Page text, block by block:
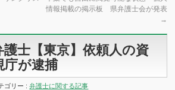
情報掲載の掲示板 県弁護士会が発表
→
護士【東京】依頼人の資
庁が逮捕
ゴリー :弁護士に関する記事